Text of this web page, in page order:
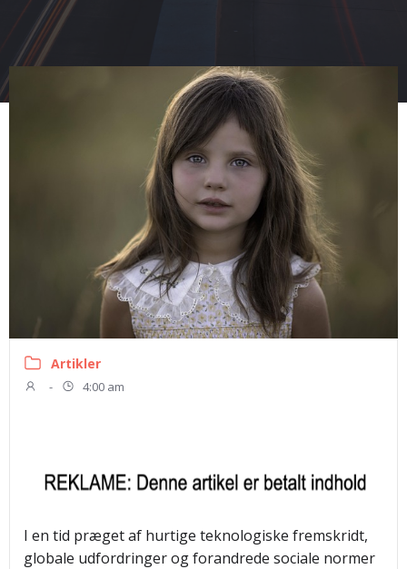
Artikler
- 4:00 am
I en tid præget af hurtige teknologiske fremskridt,
globale udfordringer og forandrede sociale normer